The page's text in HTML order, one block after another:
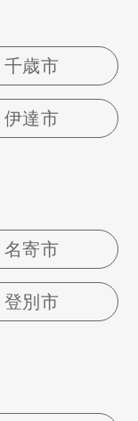
千歳市
伊達市
名寄市
登別市